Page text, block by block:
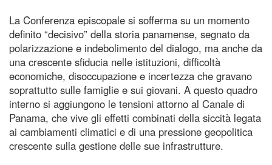
La Conferenza episcopale si sofferma su un momento
definito “decisivo” della storia panamense, segnato da
polarizzazione e indebolimento del dialogo, ma anche da
una crescente sfiducia nelle istituzioni, difficoltà
economiche, disoccupazione e incertezza che gravano
soprattutto sulle famiglie e sui giovani. A questo quadro
interno si aggiungono le tensioni attorno al Canale di
Panama, che vive gli effetti combinati della siccità legata
ai cambiamenti climatici e di una pressione geopolitica
crescente sulla gestione delle sue infrastrutture.